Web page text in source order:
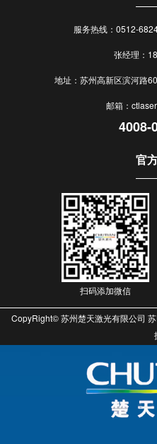
官
扫码添加微信
服务热线：0512-
张经理：
地址：苏州高新区滨河路
邮箱：
4008-
CopyRight© 苏州楚天激光有限公司